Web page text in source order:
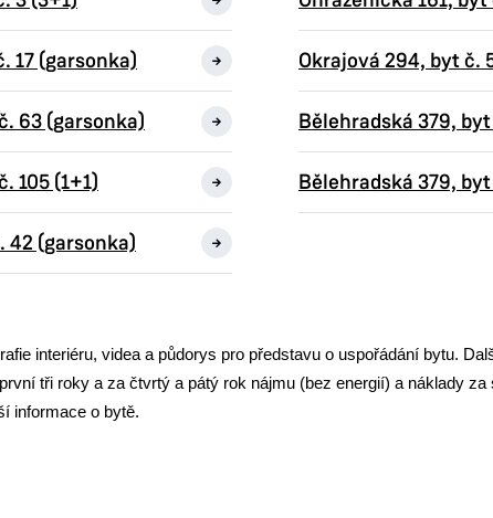
17 (garsonka) Okrajová 294, byt č.
63 (garsonka) Bělehradská 379, byt
105 (1+1) Bělehradská 379, byt
42 (garsonka)
interiéru, videa a půdorys pro představu o uspořádání bytu.
tři roky a za čtvrtý a pátý rok nájmu (bez energií) a náklady
informace o bytě.